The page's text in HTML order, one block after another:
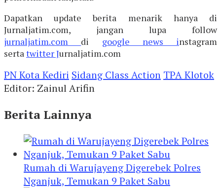
Dapatkan update berita menarik hanya di
Jurnaljatim.com, jangan lupa follow
jurnaljatim.com di google news instagram
serta twitter Jurnaljatim.com
PN Kota Kediri Sidang Class Action TPA Klotok
Editor: Zainul Arifin
Berita Lainnya
Rumah di Warujayeng Digerebek Polres
Nganjuk, Temukan 9 Paket Sabu